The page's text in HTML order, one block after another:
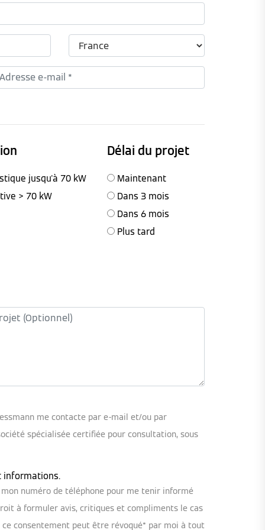
Délai du projet
jusqu'à 70 kW
> 70 kW
Maintenant
Dans 3 mois
Dans 6 mois
Plus tard
me contacte par e-mail et/ou par
spécialisée certifiée pour consultation, sous
informations.
numéro de téléphone pour me tenir informé
à formuler avis, critiques et compliments le cas
consentement peut être révoqué* par moi à tout